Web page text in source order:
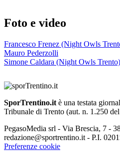
Foto e video
Francesco Frenez (Night Owls
Mauro Pederzolli
Simone Caldara (Night Owls Trento)
SporTrentino.it è una testata
Tribunale di Trento (aut. n. 1.250
PegasoMedia srl - Via Brescia, 7 -
redazione@sportrentino.it - P.I.
Preferenze cookie